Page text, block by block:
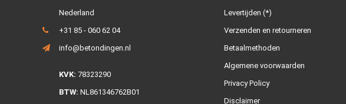
Nederland
+31 85 - 060 62 04
info@betondingen.nl
KVK: 78323290
BTW: NL861346762B01
Levertijden (*)
Verzenden en retourneren
Betaalmethoden
Algemene voorwaarden
Privacy Policy
Disclaimer